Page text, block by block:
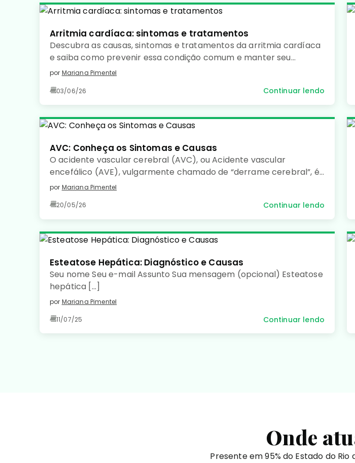
Arritmia cardíaca: sintomas e tratamentos
Descubra as causas, sintomas e tratamentos da arritmia cardíaca
e saiba como prevenir essa condição comum e manter seu
coração saudável. Leia no detalhe!
por Mariana Pimentel
03/06/26 Continuar lendo
AVC: Conheça os Sintomas e Causas
O acidente vascular cerebral (AVC), ou Acidente vascular
encefálico (AVE), vulgarmente chamado de “derrame cerebral”, é
uma doença de início súbito, caracterizada pela falta de irrigação
de tecido cerebral.
por Mariana Pimentel
20/05/26 Continuar lendo
Esteatose Hepática: Diagnóstico e Causas
Seu nome Seu e-mail Assunto Sua mensagem (opcional) Esteatose
hepática […]
por Mariana Pimentel
11/07/25 Continuar lendo
Onde
Presente em 95% do Estado do